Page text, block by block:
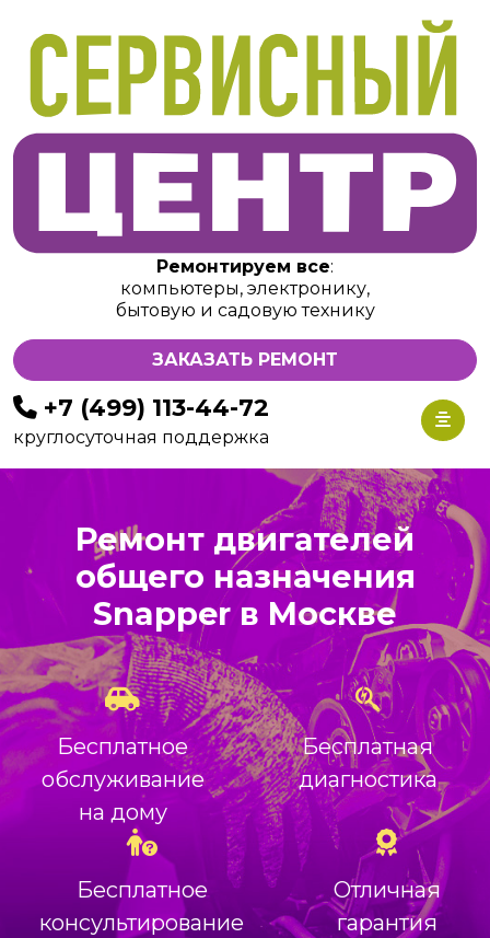
Ремонтируем все:
компьютеры, электронику,
бытовую и садовую технику
ЗАКАЗАТЬ РЕМОНТ
+7 (499) 113-44-72
круглосуточная поддержка
Ремонт двигателей
общего назначения
Snapper в Москве
Бесплатное
обслуживание
на дому
Бесплатная
диагностика
Бесплатное
консультирование
Отличная
гарантия